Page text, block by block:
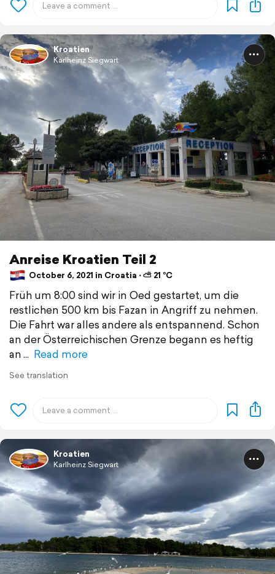
Kroatien
Karlheinz Siegwart
Anreise Kroatien Teil 2
October 6, 2021 in Croatia ⋅ ⛅ 21 °C
Früh um 8:00 sind wir in Oed gestartet, um die
restlichen 500 km bis Fazan in Angriff zu nehmen.
Die Fahrt war alles andere als entspannend. Schon
an der Österreichischen Grenze begann es heftig
an
Read more
See translation
Kroatien
Karlheinz Siegwart